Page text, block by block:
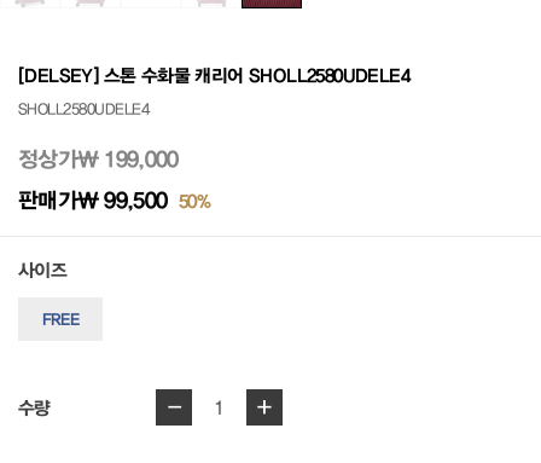
[DELSEY] 스톤 수화물 캐리어 SHOLL2580UDELE4
SHOLL2580UDELE4
정상가₩ 199,000
판매가₩ 99,500 50%
사이즈
FREE
수량 - 1 +